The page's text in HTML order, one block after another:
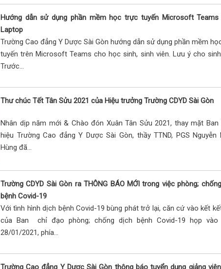
Hướng dẫn sử dụng phần mềm học trực tuyến Microsoft Teams
Laptop
Trường Cao đẳng Y Dược Sài Gòn hướng dẫn sử dụng phần mềm
tuyến trên Microsoft Teams cho học sinh, sinh viên. Lưu ý cho
Trước...
Thư chúc Tết Tân Sửu 2021 của Hiệu trưởng Trường CDYD Sài Gòn
Nhân dịp năm mới & Chào đón Xuân Tân Sửu 2021, thay mặt Ban
hiệu Trường Cao đẳng Y Dược Sài Gòn, thầy TTND, PGS Nguyễn
Hùng đã...
Trường CDYD Sài Gòn ra THÔNG BÁO MỚI trong việc phòng;
bệnh Covid-19
Với tình hình dịch bệnh Covid-19 bùng phát trở lại, căn cứ vào kết
của Ban chỉ đạo phòng; chống dịch bệnh Covid-19 họp vào
28/01/2021, phía...
Trường Cao đẳng Y Dược Sài Gòn thông báo tuyển dụng giảng